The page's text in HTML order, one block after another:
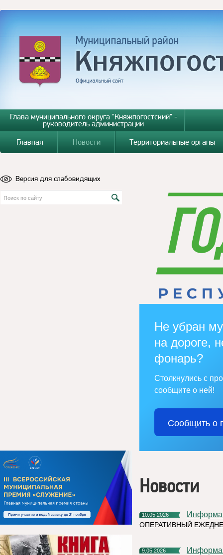
Глава муниципального округа "Княжпогостский" -
руководитель администрации
Главная
Новости Территориальные органы
Версия для слабовидящих
Не убран
на дороге,
фонарь?
Столкнулись с
сообщите о ней!
Сообщить о
Новости
10.05.2026
ОПЕРАТИВНЫЙ
9.05.2026